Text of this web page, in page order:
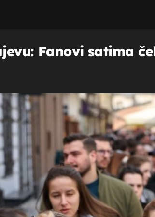
Fanovi satima